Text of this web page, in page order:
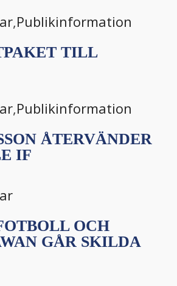
,Publikinformation
TILL
,Publikinformation
ÅTERVÄNDER
IF
OCH
GÅR SKILDA